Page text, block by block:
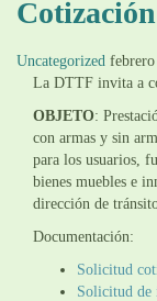
Uncategorized
La DTTF invita a
OBJETO:
con armas y sin
para los usuarios,
bienes muebles e
dirección de
Documentación:
Solicitud
Solicitud de